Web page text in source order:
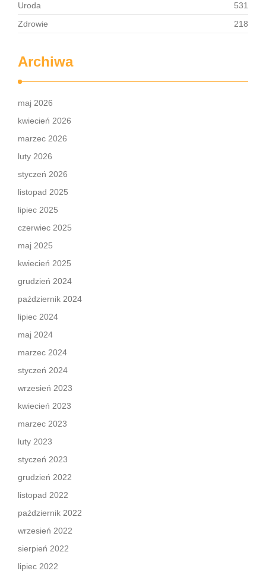
Uroda
531
Zdrowie
218
Archiwa
maj 2026
kwiecień 2026
marzec 2026
luty 2026
styczeń 2026
listopad 2025
lipiec 2025
czerwiec 2025
maj 2025
kwiecień 2025
grudzień 2024
październik 2024
lipiec 2024
maj 2024
marzec 2024
styczeń 2024
wrzesień 2023
kwiecień 2023
marzec 2023
luty 2023
styczeń 2023
grudzień 2022
listopad 2022
październik 2022
wrzesień 2022
sierpień 2022
lipiec 2022